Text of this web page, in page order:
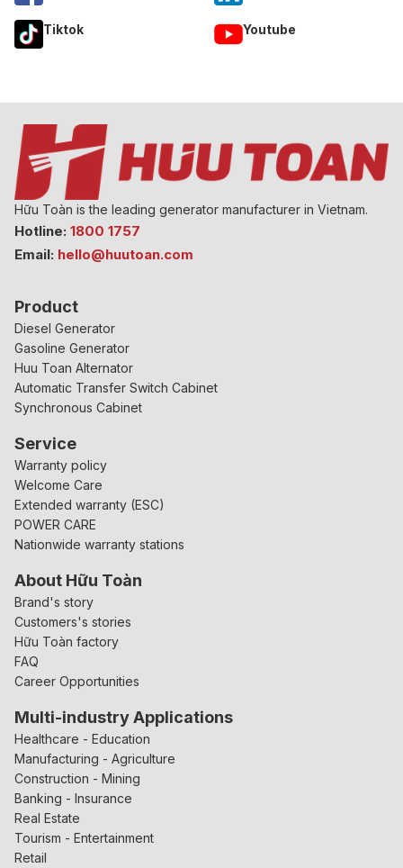
Tiktok Youtube
Hữu Toàn is the leading generator manufacturer in Vietnam.
Hotline: 1800 1757
Email: hello@huutoan.com
Product
Diesel Generator
Gasoline Generator
Huu Toan Alternator
Automatic Transfer Switch Cabinet
Synchronous Cabinet
Service
Warranty policy
Welcome Care
Extended warranty (ESC)
POWER CARE
Nationwide warranty stations
About Hữu Toàn
Brand's story
Customers's stories
Hữu Toàn factory
FAQ
Career Opportunities
Multi-industry Applications
Healthcare - Education
Manufacturing - Agriculture
Construction - Mining
Banking - Insurance
Real Estate
Tourism - Entertainment
Retail